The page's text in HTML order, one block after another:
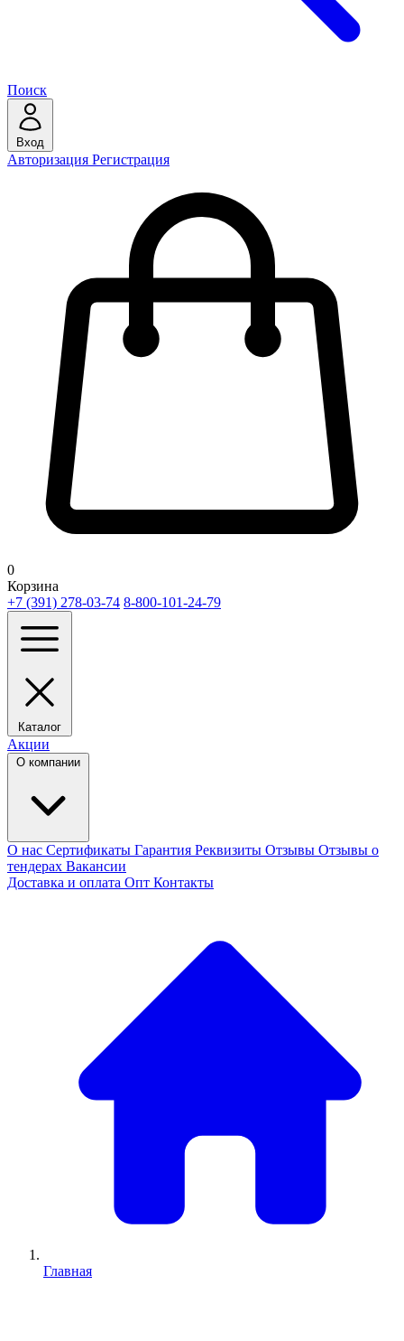
Поиск
Вход
Авторизация Регистрация
0
Корзина
+7 (391) 278-03-74 8-800-101-24-79
Каталог
Акции
О компании
О нас Сертификаты Гарантия Реквизиты Отзывы Отзывы о
тендерах Вакансии
Доставка и оплата Опт Контакты
Главная